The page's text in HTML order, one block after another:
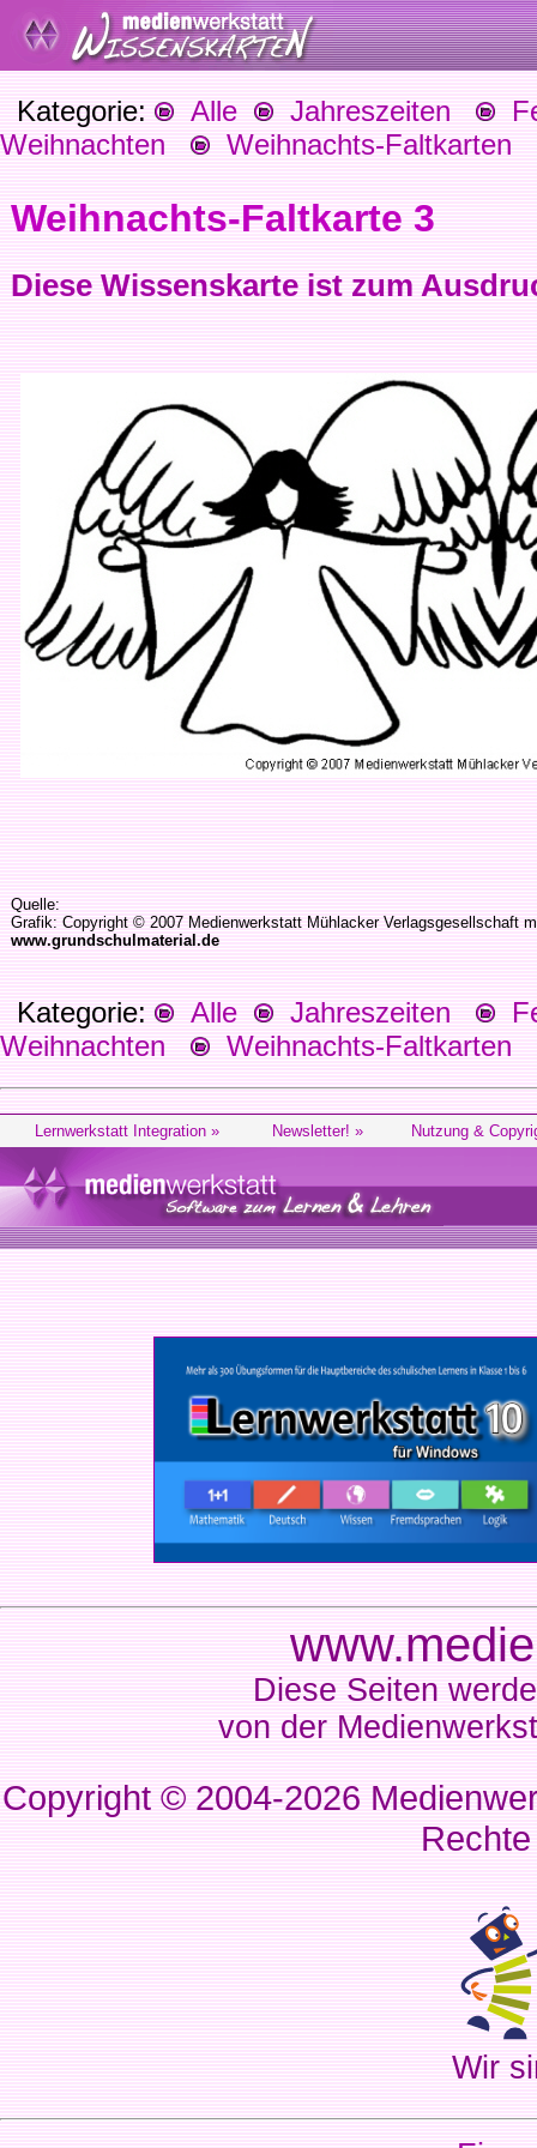
Kategorie: Alle Jahreszeiten
Weihnachten
Weihnachts-Faltkarten
Weihnachts-Faltkarte 3
Diese Wissenskarte ist zum
Quelle:
Grafik: Copyright © 2007 Medienwerkstatt Mühlacker Verlagsgesellschaft
www.grundschulmaterial.de
Kategorie: Alle Jahreszeiten
Weihnachten
Weihnachts-Faltkarten
Lernwerkstatt Integration » Newsletter! » Nutzung &
Diese Seiten
von der
Copyright © 2004-2026
Wir